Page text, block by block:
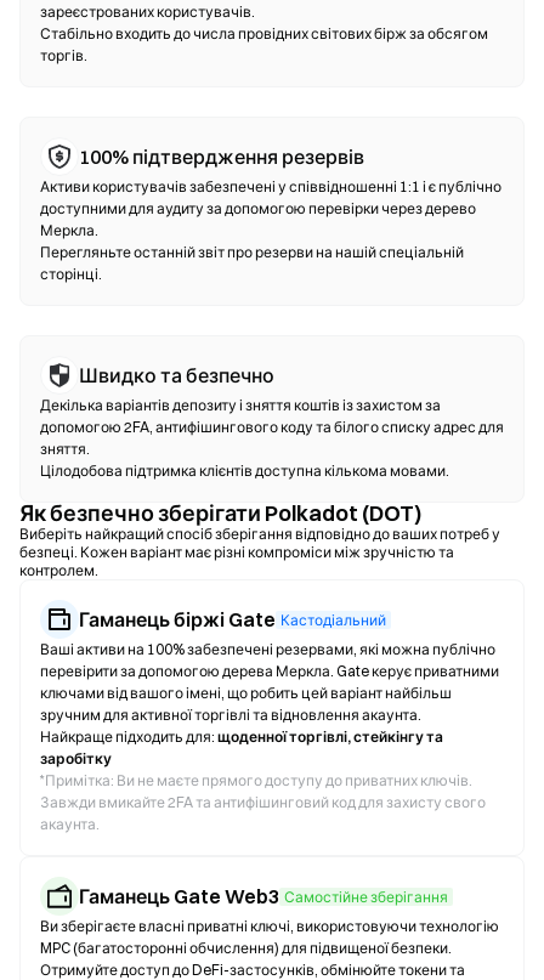
Торгуйте напряму з іншими користувачами без
посередників. DEX використовує смарт-контракти для
здійснення свопів на блокчейні—реєстрація чи
рівень прослизання і підтвердіть своп. Зверніть увагу,
стягується комісія за газ, а ціни можуть відрізнятися від
централізованих ринків через глибину ліквідності. Більшість
операцій на DEX відбувається на ланцюгах, сумісних з EVM,
таких як Ethereum, BNB Chain та Polygon.
зареєстрованих користувачів.
Стабільно входить до числа провідних світових бірж за обсягом
торгів.
100% підтвердження резервів
Активи користувачів забезпечені у співвідношенні 1:1 і є публічно
доступними для аудиту за допомогою перевірки через дерево
Меркла.
Перегляньте останній звіт про резерви на нашій спеціальній
сторінці.
Швидко та безпечно
Декілька варіантів депозиту і зняття коштів із захистом за
допомогою 2FA, антифішингового коду та білого списку адрес для
зняття.
Цілодобова підтримка клієнтів доступна кількома мовами.
Як безпечно зберігати Polkadot (DOT)
Виберіть найкращий спосіб зберігання відповідно до ваших потреб у
безпеці. Кожен варіант має різні компроміси між зручністю та
контролем.
Гаманець біржі Gate Кастодіальний
Ваші активи на 100% забезпечені резервами, які можна публічно
перевірити за допомогою дерева Меркла. Gate керує приватними
ключами від вашого імені, що робить цей варіант найбільш
зручним для активної торгівлі та відновлення акаунта.
Найкраще підходить для: щоденної торгівлі, стейкінгу та
заробітку
*Примітка: Ви не маєте прямого доступу до приватних ключів.
Завжди вмикайте 2FA та антифішинговий код для захисту свого
акаунта.
Гаманець Gate Web3 Самостійне зберігання
Ви зберігаєте власні приватні ключі, використовуючи технологію
MPC (багатосторонні обчислення) для підвищеної безпеки.
Отримуйте доступ до DeFi-застосунків, обмінюйте токени та